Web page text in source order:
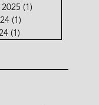
(1)
(1)
(1)